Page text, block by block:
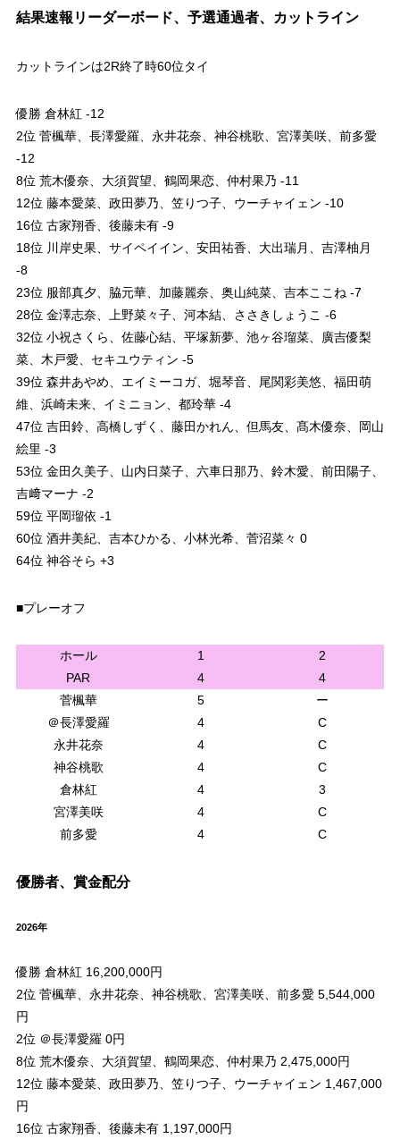
結果速報リーダーボード、予選通過者、カットライン
カットラインは2R終了時60位タイ
優勝 倉林紅 -12
2位 菅楓華、長澤愛羅、永井花奈、神谷桃歌、宮澤美咲、前多愛
-12
8位 荒木優奈、大須賀望、鶴岡果恋、仲村果乃 -11
12位 藤本愛菜、政田夢乃、笠りつ子、ウーチャイェン -10
16位 古家翔香、後藤未有 -9
18位 川岸史果、サイペイイン、安田祐香、大出瑞月、吉澤柚月
-8
23位 服部真夕、脇元華、加藤麗奈、奥山純菜、吉本ここね -7
28位 金澤志奈、上野菜々子、河本結、ささきしょうこ -6
32位 小祝さくら、佐藤心結、平塚新夢、池ヶ谷瑠菜、廣吉優梨
菜、木戸愛、セキユウティン -5
39位 森井あやめ、エイミーコガ、堀琴音、尾関彩美悠、福田萌
維、浜崎未来、イミニョン、都玲華 -4
47位 吉田鈴、高橋しずく、藤田かれん、但馬友、髙木優奈、岡山
絵里 -3
53位 金田久美子、山内日菜子、六車日那乃、鈴木愛、前田陽子、
吉﨑マーナ -2
59位 平岡瑠依 -1
60位 酒井美紀、吉本ひかる、小林光希、菅沼菜々 0
64位 神谷そら +3
■プレーオフ
ホール 1
2
PAR
4
4
菅楓華
5
ー
＠長澤愛羅
4
C
永井花奈
4
C
神谷桃歌
4
C
倉林紅
4
3
宮澤美咲
4
C
前多愛
4 C
優勝者、賞金配分
2026年
優勝 倉林紅 16,200,000円
2位 菅楓華、永井花奈、神谷桃歌、宮澤美咲、前多愛 5,544,000
円
2位 ＠長澤愛羅 0円
8位 荒木優奈、大須賀望、鶴岡果恋、仲村果乃 2,475,000円
12位 藤本愛菜、政田夢乃、笠りつ子、ウーチャイェン 1,467,000
円
16位 古家翔香、後藤未有 1,197,000円